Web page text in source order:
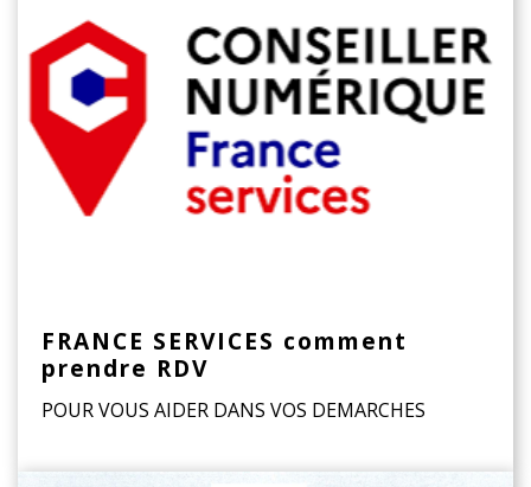
FRANCE SERVICES comment
prendre RDV
POUR VOUS AIDER DANS VOS DEMARCHES